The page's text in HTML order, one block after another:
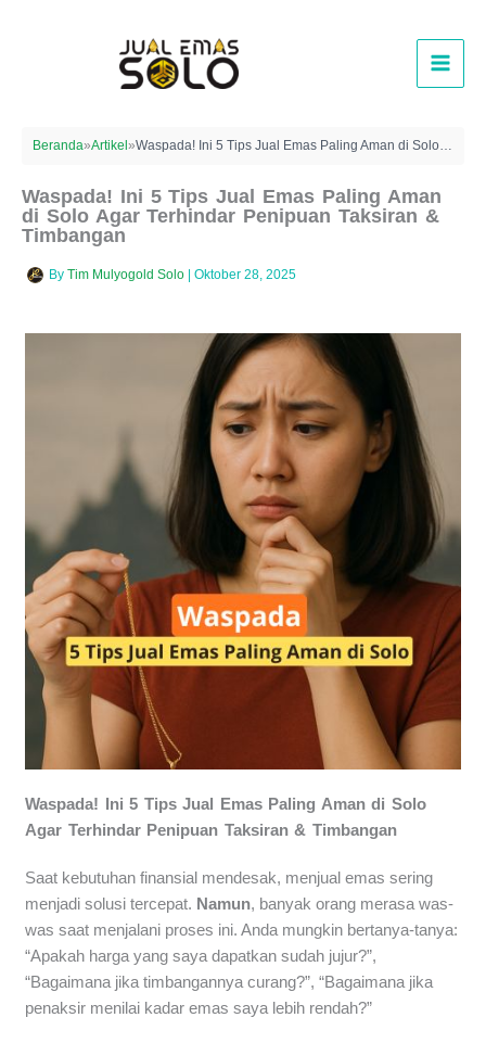
Beranda»Artikel » Waspada! Ini 5 Tips Jual Emas Paling Aman di Solo Agar Terhindar Penipuan Taksiran & Timbangan
Waspada! Ini 5 Tips Jual Emas Paling Aman
di Solo Agar Terhindar Penipuan Taksiran &
Timbangan
By Tim Mulyogold Solo Oktober 28, 2025
Waspada! Ini 5 Tips Jual Emas Paling Aman di Solo
Agar Terhindar Penipuan Taksiran & Timbangan
Saat kebutuhan finansial mendesak, menjual emas sering
menjadi solusi tercepat. Namun, banyak orang merasa was-
was saat menjalani proses ini. Anda mungkin bertanya-tanya:
“Apakah harga yang saya dapatkan sudah jujur?”,
“Bagaimana jika timbangannya curang?”, “Bagaimana jika
penaksir menilai kadar emas saya lebih rendah?”